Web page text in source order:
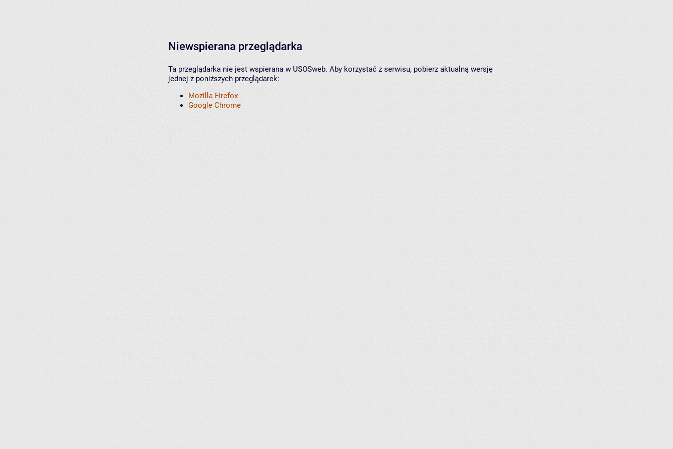
Niewspierana przeglądarka
Ta przeglądarka nie jest wspierana w USOSweb. Aby korzystać z serwisu, pobierz aktualną wersję
jednej z poniższych przeglądarek:
Mozilla Firefox
Google Chrome